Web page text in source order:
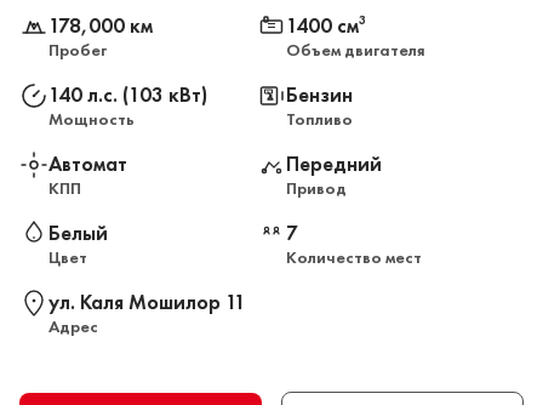
178,000 км
Пробег
1400 см3
Объем двигателя
140 л.с. (103 кВт)
Мощность
Бензин
Топливо
Автомат
КПП
Передний
Привод
Белый
Цвет
7
Количество мест
ул. Каля Мошилор 11
Адрес